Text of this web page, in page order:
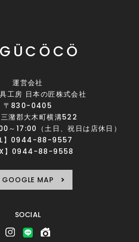
運営会社
工房 日本の匠株式会社
〒830-0405
潴郡大木町横溝522
～17:00（土日、祝日は店休日）
】0944-88-9557
】0944-88-9558
GOOGLE MAP
SOCIAL